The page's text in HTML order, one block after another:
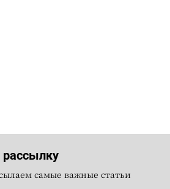
самые важные статьи